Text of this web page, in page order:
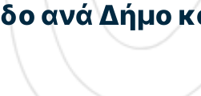
ανά Δήμο